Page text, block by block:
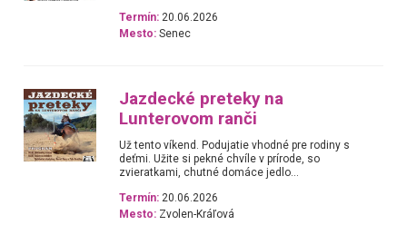
Termín: 20.06.2026
Mesto: Senec
Jazdecké preteky na
Lunterovom ranči
Už tento víkend. Podujatie vhodné pre rodiny s
deťmi. Užite si pekné chvíle v prírode, so
zvieratkami, chutné domáce jedlo...
Termín: 20.06.2026
Mesto: Zvolen-Kráľová